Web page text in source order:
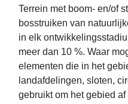
Terrein met boom- en/of
bosstruiken van
in elk
meer dan 10 %. Waar
elementen die in het
landafdelingen, sloten,
gebruikt om het gebied af